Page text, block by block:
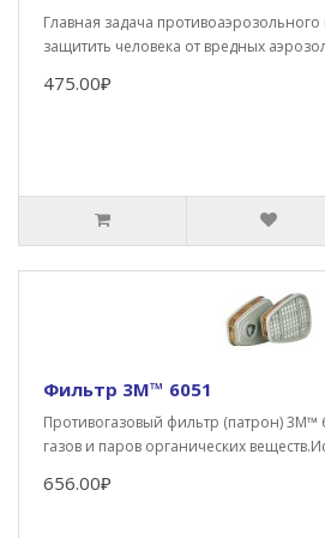
Главная задача
защитить человека от вредных
475.00₽
Фильтр 3М™ 6051
Противогазовый фильтр (патрон) 3М™
газов и паров органических
656.00₽